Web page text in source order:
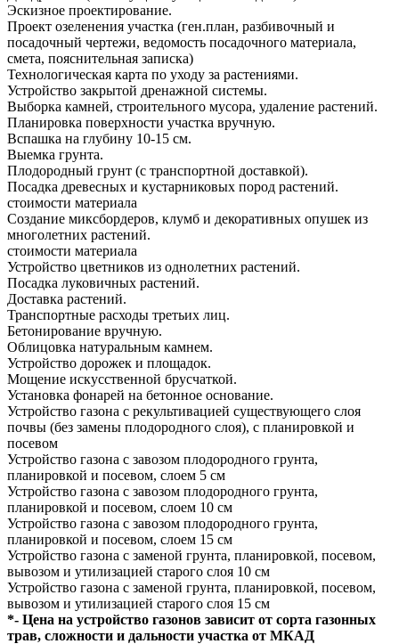
Эскизное проектирование.
Проект озеленения участка (ген.план, разбивочный и
посадочный чертежи, ведомость посадочного материала,
смета, пояснительная записка)
Технологическая карта по уходу за растениями.
Устройство закрытой дренажной системы.
Выборка камней, строительного мусора, удаление растений.
Планировка поверхности участка вручную.
Вспашка на глубину 10-15 см.
Выемка грунта.
Плодородный грунт (с транспортной доставкой).
Посадка древесных и кустарниковых пород растений.
стоимости материала
Создание миксбордеров, клумб и декоративных опушек из
многолетних растений.
стоимости материала
Устройство цветников из однолетних растений.
Посадка луковичных растений.
Доставка растений.
Транспортные расходы третьих лиц.
Бетонирование вручную.
Облицовка натуральным камнем.
Устройство дорожек и площадок.
Мощение искусственной брусчаткой.
Установка фонарей на бетонное основание.
Устройство газона с рекультивацией существующего слоя
почвы (без замены плодородного слоя), с планировкой и
посевом
Устройство газона с завозом плодородного грунта,
планировкой и посевом, слоем 5 см
Устройство газона с завозом плодородного грунта,
планировкой и посевом, слоем 10 см
Устройство газона с завозом плодородного грунта,
планировкой и посевом, слоем 15 см
Устройство газона с заменой грунта, планировкой, посевом,
вывозом и утилизацией старого слоя 10 cм
Устройство газона с заменой грунта, планировкой, посевом,
вывозом и утилизацией старого слоя 15 cм
*- Цена на устройство газонов зависит от сорта газонных
трав, сложности и дальности участка от МКАД